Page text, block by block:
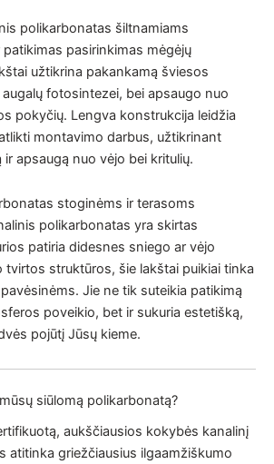
polikarbonatas šiltnamiams
pasirinkimas mėgėjų
užtikrina pakankamą šviesos
fotosintezei, bei apsaugo nuo
pokyčių. Lengva konstrukcija leidžia
montavimo darbus, užtikrinant
ir apsaugą nuo vėjo bei kritulių.
stoginėms ir terasoms
polikarbonatas yra skirtas
patiria didesnes sniego ar vėjo
tvirtos struktūros, šie lakštai puikiai tinka
Jie ne tik suteikia patikimą
poveikio, bet ir sukuria estetišką,
pojūtį Jūsų kieme.
siūlomą polikarbonatą?
aukščiausios kokybės kanalinį
atitinka griežčiausius ilgaamžiškumo